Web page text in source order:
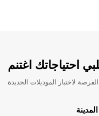
احتياجاتك اغتنم
لاختبار الموديلات الجديدة